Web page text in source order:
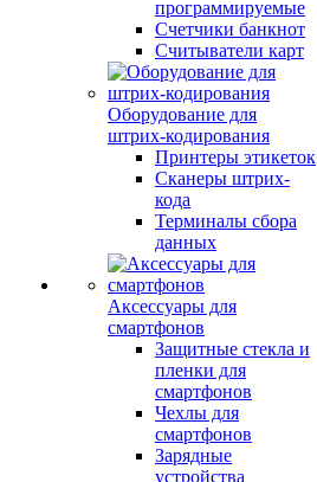
программируемые
Счетчики банкнот
Считыватели карт
Оборудование для
штрих-кодирования
Принтеры этикеток
Сканеры штрих-
кода
Терминалы сбора
данных
Аксессуары для
смартфонов
Защитные стекла и
пленки для
смартфонов
Чехлы для
смартфонов
Зарядные
устройства